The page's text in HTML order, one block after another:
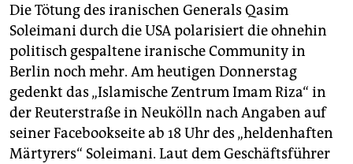
unterstützen
abo
genossenschaft
epaper login
Die Tötung des iranischen Generals Qasim
Soleimani durch die USA polarisiert die ohnehin
politisch gespaltene iranische Community in
Berlin noch mehr. Am heutigen Donnerstag
gedenkt das „Islamische Zentrum Imam Riza“ in
der Reuterstraße in Neukölln nach Angaben auf
seiner Facebookseite ab 18 Uhr des „heldenhaften
Märtyrers“ Soleimani. Laut dem Geschäftsführer